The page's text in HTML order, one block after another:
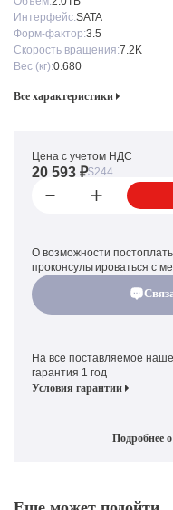
Интерфейс:SATA
Форм-фактор:3.5
Скорость вращения:7.2K
Вес (кг):0.680
Все характеристики
Цена с учетом НДС
20 593 ₽$244
О возможности
проконсультироваться с
На все поставляемое
гарантия 1 год
Условия гарантии
Подробнее